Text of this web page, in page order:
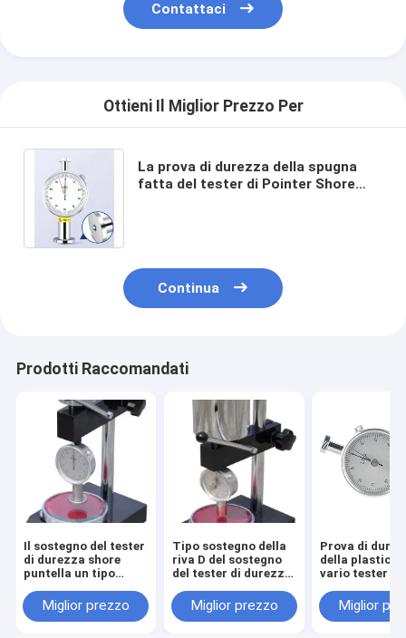
Contattaci
Ottieni Il Miglior Prezzo Per
La prova di durezza della spugna
fatta del tester di Pointer Shore
Continua
Prodotti Raccomandati
Il sostegno del tester
di durezza shore
puntella un tipo
di durezza di tipo C
Miglior prezzo
Tipo sostegno della
riva D del sostegno
del tester di durezza
durezza
Miglior prezzo
Prova di
della plastica
vario tester
delle gomme
Miglior